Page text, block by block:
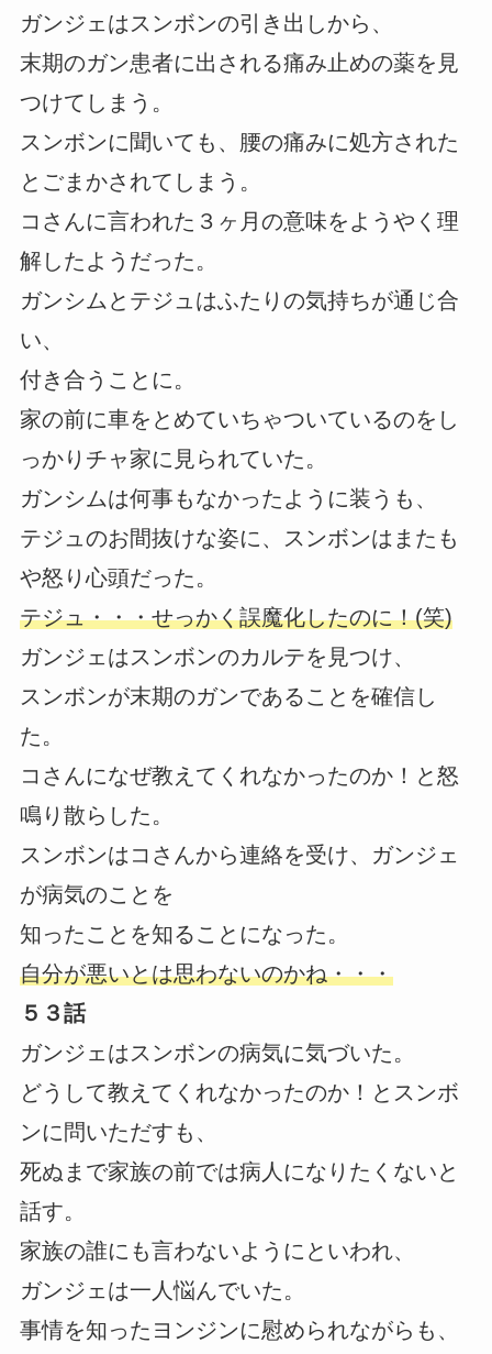
ガンジェはスンボンの引き出しから、
末期のガン患者に出される痛み止めの薬を見
つけてしまう。
スンボンに聞いても、腰の痛みに処方された
とごまかされてしまう。
コさんに言われた３ヶ月の意味をようやく理
解したようだった。
ガンシムとテジュはふたりの気持ちが通じ合
い、
付き合うことに。
家の前に車をとめていちゃついているのをし
っかりチャ家に見られていた。
ガンシムは何事もなかったように装うも、
テジュのお間抜けな姿に、スンボンはまたも
や怒り心頭だった。
テジュ・・・せっかく誤魔化したのに！(笑)
ガンジェはスンボンのカルテを見つけ、
スンボンが末期のガンであることを確信し
た。
コさんになぜ教えてくれなかったのか！と怒
鳴り散らした。
スンボンはコさんから連絡を受け、ガンジェ
が病気のことを
知ったことを知ることになった。
自分が悪いとは思わないのかね・・・
５３話
ガンジェはスンボンの病気に気づいた。
どうして教えてくれなかったのか！とスンボ
ンに問いただすも、
死ぬまで家族の前では病人になりたくないと
話す。
家族の誰にも言わないようにといわれ、
ガンジェは一人悩んでいた。
事情を知ったヨンジンに慰められながらも、